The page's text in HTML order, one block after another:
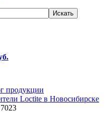
продукции
Loctite в Новосибирске